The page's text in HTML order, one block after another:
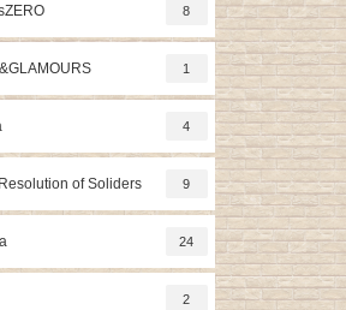
8
1
4
of Soliders 9
24
2